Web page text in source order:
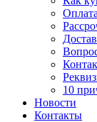
Оплата
10
Новости
Контакты